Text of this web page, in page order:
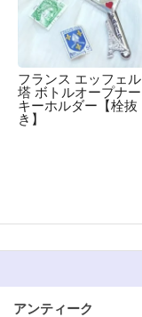
フランス エッフェル
塔 ボトルオープナー
キーホルダー【栓抜
き】
アンティーク